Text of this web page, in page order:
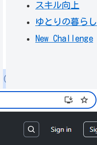
スキル向上
ゆとりの暮らし
New Challenge